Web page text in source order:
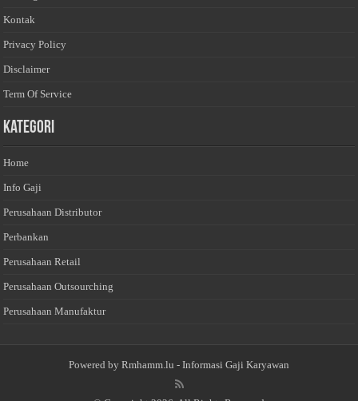
Kontak
Privacy Policy
Disclaimer
Term Of Service
Kategori
Home
Info Gaji
Perusahaan Distributor
Perbankan
Perusahaan Retail
Perusahaan Outsourching
Perusahaan Manufaktur
Powered by Rmhamm.lu - Informasi Gaji Karyawan